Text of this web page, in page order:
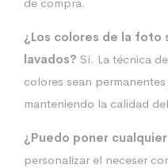
¿Los colores de la foto
lavados? Sí. La técnica
colores sean
manteniendo la calidad
¿Puedo poner
personalizar el neceser